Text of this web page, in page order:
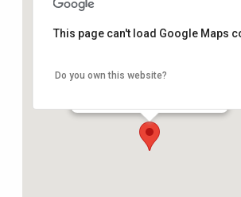
Salle de danse de la Mairie
12, rue de l'hôtel de ville - Buxerolles
This page can't load Google Maps
Do you own this website?